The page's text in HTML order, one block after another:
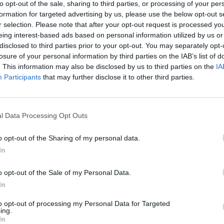
opt-out of the sale, sharing to third parties, or processing of your
for targeted advertising by us, please use the below opt-out
selection. Please note that after your opt-out request is processed
interest-based ads based on personal information utilized by us
to third parties prior to your opt-out. You may separately
of your personal information by third parties on the IAB’s list of
This information may also be disclosed by us to third parties on the
Participants that may further disclose it to other third parties.
Data Processing Opt Outs
opt-out of the Sharing of my personal data.
opt-out of the Sale of my Personal Data.
opt-out of processing my Personal Data for Targeted
rūpinasi savo
Augintinis
šypseną: įrašą matę interneto
vartotojai negali patikėti savo
00:07:44
masažuotojas sako,
treniruotei
būdas
Kūdikio džiaugsmas tirpdo
tereikėjo prisilietimo
keista ir šlykštoka veido
nuostabą